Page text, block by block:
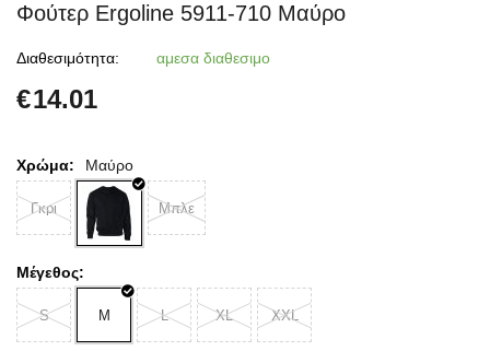
Φούτερ Ergoline 5911-710 Μαύρο
Διαθεσιμότητα: αμεσα διαθεσιμο
€14.01
Χρώμα: Μαύρο
Γκρι Μπλε
Μέγεθος:
S M L XL XXL